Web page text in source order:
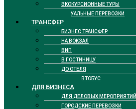
ЭКСКУРСИОННЫЕ ТУРЫ
РИТУАЛЬНЫЕ ПЕРЕВОЗКИ
ТРАНСФЕР
БИЗНЕС ТРАНСФЕР
НА ВОКЗАЛ
ВИП
В ГОСТИНИЦУ
ДО ОТЕЛЯ
ТАКСИ АВТОБУС
ДЛЯ БИЗНЕСА
ДЛЯ ДЕЛОВЫХ МЕРОПРИЯТИЙ
ГОРОДСКИЕ ПЕРЕВОЗКИ